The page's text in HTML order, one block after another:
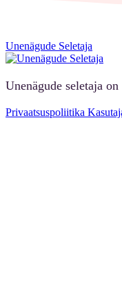
Unenägude Seletaja
Unenägude seletaja
Privaatsuspoliitika